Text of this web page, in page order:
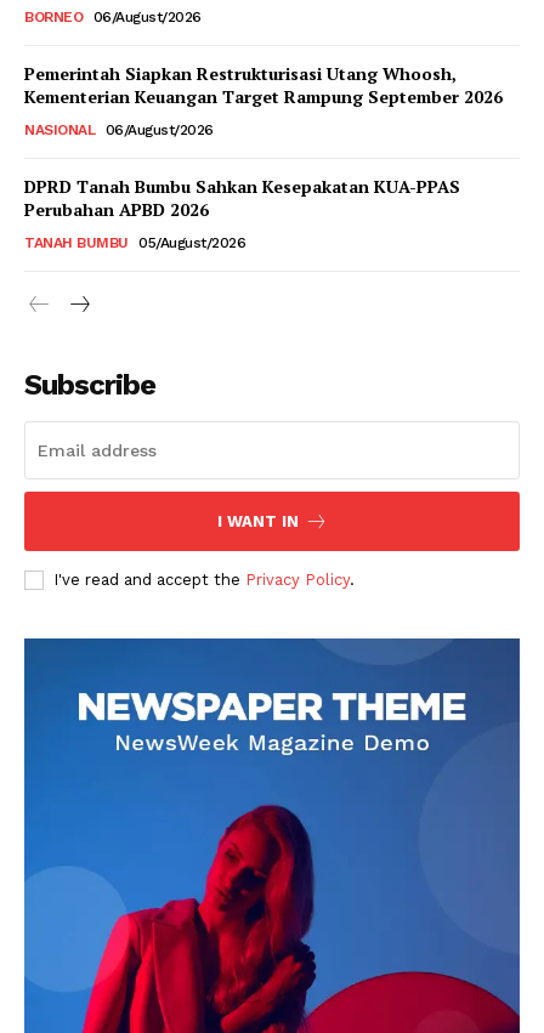
BORNEO 06/August/2026
Pemerintah Siapkan Restrukturisasi Utang Whoosh,
Kementerian Keuangan Target Rampung September 2026
NASIONAL 06/August/2026
DPRD Tanah Bumbu Sahkan Kesepakatan KUA-PPAS
Perubahan APBD 2026
TANAH BUMBU 05/August/2026
Subscribe
I WANT IN
I've read and accept the Privacy Policy.